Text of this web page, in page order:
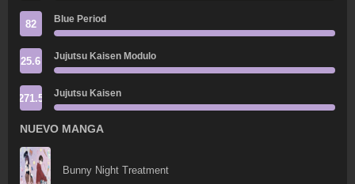
82 Blue Period
25.6 Jujutsu Kaisen Modulo
271.5 Jujutsu Kaisen
NUEVO MANGA
Bunny Night Treatment